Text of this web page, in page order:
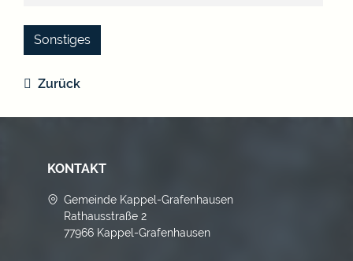
Sonstiges
Zurück
KONTAKT
Gemeinde Kappel-Grafenhausen
Rathausstraße 2
77966 Kappel-Grafenhausen